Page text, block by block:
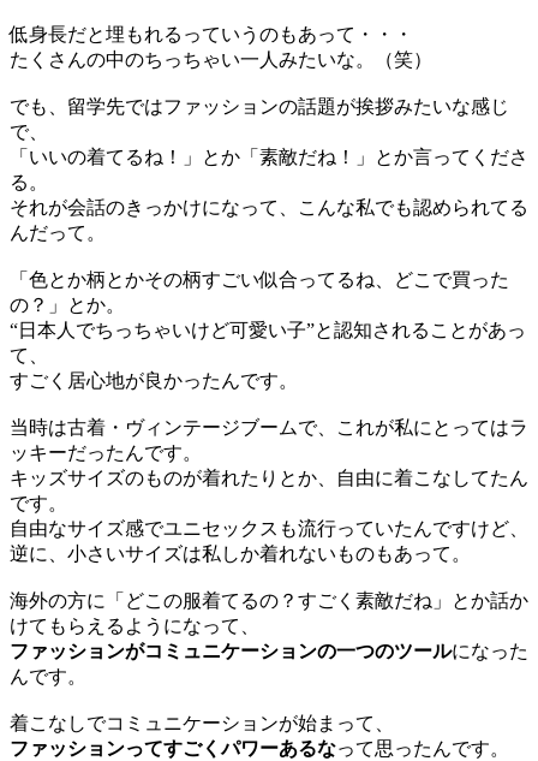
低身長だと埋もれるっていうのもあって ・・・
たくさんの中のちっちゃい一人みたいな。（笑）
でも、留学先ではフ ァッションの話題が挨拶みたいな感じ
で、
「 いいの着てるね ！ 」 とか 「 素敵だね！ 」
とか言ってくださ
る。
それが会話のきっかけになって
こんな私でも認められてる
んだって 。
「 色とか柄とかその柄すごい似合ってるね
どこで買った
の ？」
とか。
“日本人でちっちゃいけど可愛い子”と認知されることがあっ
て
すごく居心地が良かった んです。
当時は古着 ・ ヴィンテージブームで、これが私にとってはラ
ッキーだった んです。
キッズサイズのものが着れたりとか 自由に着こなしてたん
です。
自由なサイズ感でユニセックスも流行っていた んですけど
逆に、 小さいサイズは私しか着れない ものもあって 。
海外の方に 「どこの服着てるの ？すごく素敵だね 」 とか話か
けてもらえるようになって、
ファッションがコミュニケーションの一つのツールになった
んです。
着こなしでコミュニケーションが始まって
ファッションってすごくパワーあるなって思った んです。